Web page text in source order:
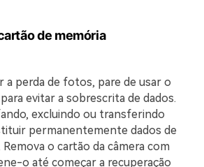
de memória
a perda de fotos, pare de usar o
evitar a sobrescrita de dados.
excluindo ou transferindo
permanentemente dados de
o cartão da câmera com
o até começar a recuperação